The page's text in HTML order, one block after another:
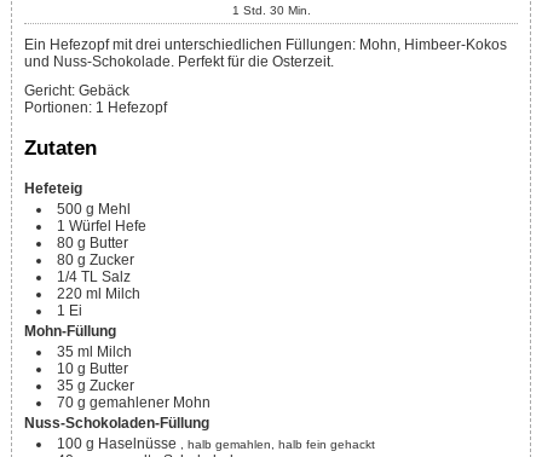
1 Std. 30 Min.
Ein Hefezopf mit drei unterschiedlichen Füllungen: Mohn, Himbeer-Kokos
und Nuss-Schokolade. Perfekt für die Osterzeit.
Gericht: Gebäck
Portionen: 1 Hefezopf
Zutaten
Hefeteig
500 g Mehl
1 Würfel Hefe
80 g Butter
80 g Zucker
1/4 TL Salz
220 ml Milch
1 Ei
Mohn-Füllung
35 ml Milch
10 g Butter
35 g Zucker
70 g gemahlener Mohn
Nuss-Schokoladen-Füllung
100 g Haselnüsse , halb gemahlen, halb fein gehackt